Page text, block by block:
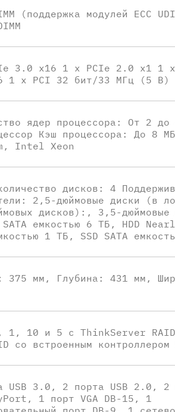
(поддержка модулей ECC
3.0 x16 1 х PCIe 2.0 x1 1
1 х PCI 32 бит/33 МГц (5 В)
ядер процессора: От 2 до
Кэш процессора: До 8
Intel Xeon
дисков: 4
2,5-дюймовые диски (в
дисков):, 3,5-дюймовые
SATA емкостью 6 ТБ, HDD
1 ТБ, SSD SATA
375 мм, Глубина: 431 мм,
1, 10 и 5 с ThinkServer
со встроенным контроллером
USB 3.0, 2 порта USB 2.0, 2
1 порт VGA DB-15, 1